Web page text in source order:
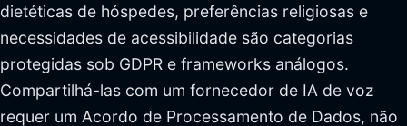
dietéticas de hóspedes, preferências religiosas e
necessidades de acessibilidade são categorias
protegidas sob GDPR e frameworks análogos.
Compartilhá-las com um fornecedor de IA de voz
requer um Acordo de Processamento de Dados, não